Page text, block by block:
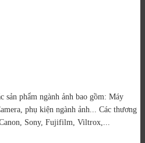
sản phẩm ngành ảnh bao gồm: Máy
phụ kiện ngành ảnh...
Các thương
Sony, Fujifilm, Viltrox,...